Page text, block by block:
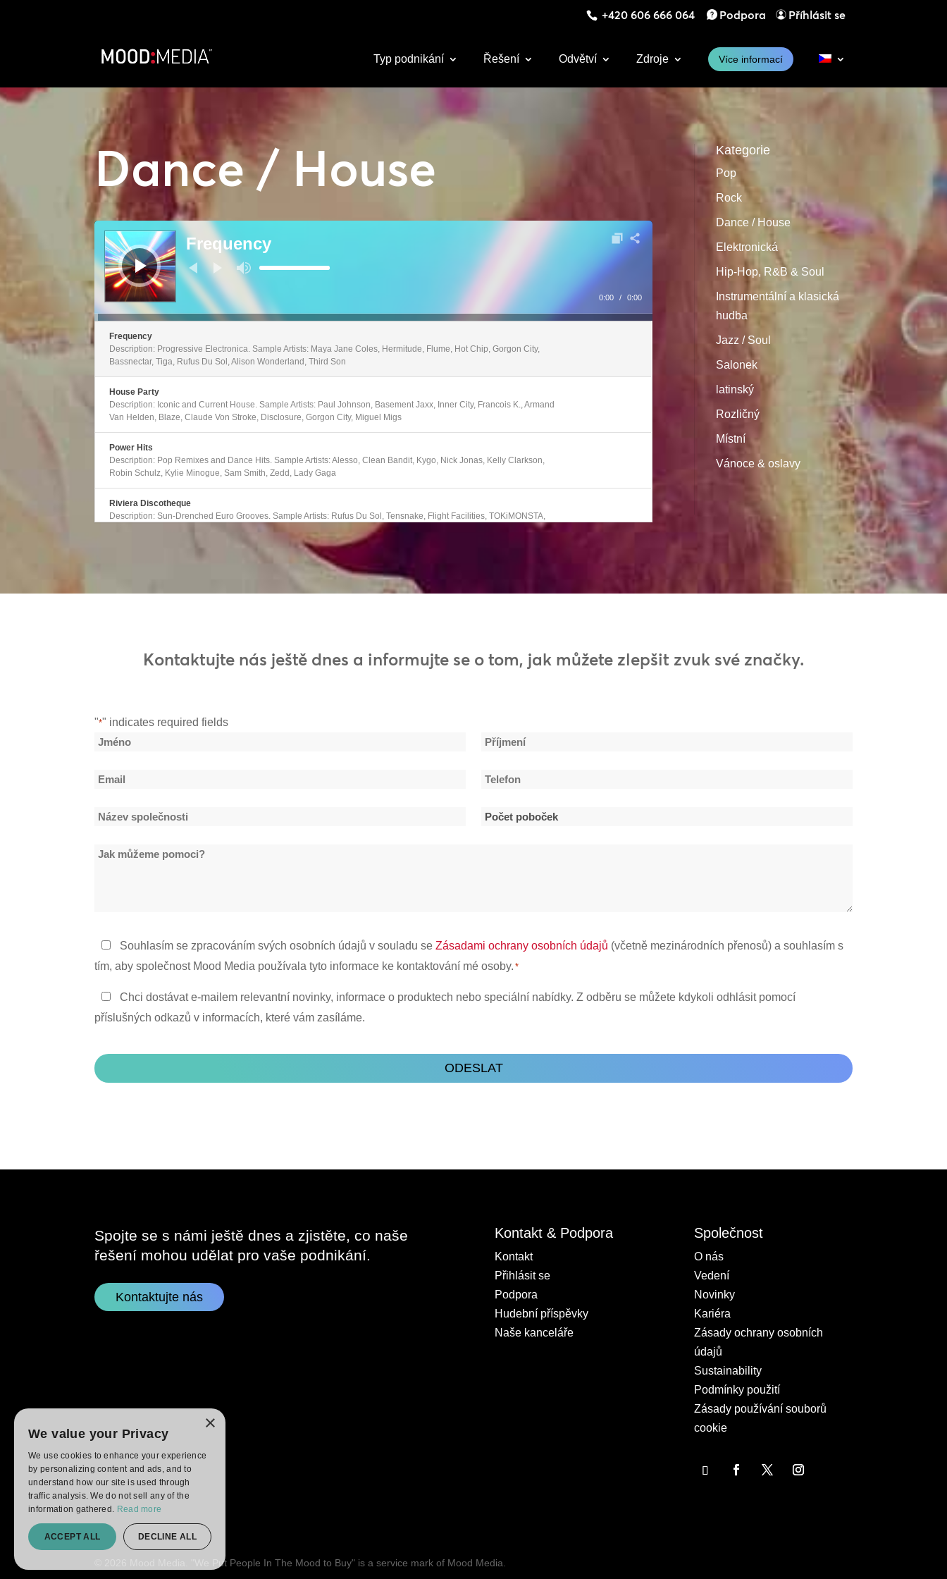
+420 606 666 064 Podpora Příhlásit se
Typ podnikání Řešení Odvětví Zdroje Více informací
Dance / House
Audio
přehrávač
Frequency
Použitím
šipek
nebo
snížíte
úroveň
hlasitosti.
0:00 / 0:00
Frequency
Description: Progressive Electronica. Sample Artists: Maya Jane Coles, Hermitude, Flume, Hot Chip, Gorgon City,
Bassnectar, Tiga, Rufus Du Sol, Alison Wonderland, Third Son
House Party
Description: Iconic and Current House. Sample Artists: Paul Johnson, Basement Jaxx, Inner City, Francois K., Armand
Van Helden, Blaze, Claude Von Stroke, Disclosure, Gorgon City, Miguel Migs
Power Hits
Description: Pop Remixes and Dance Hits. Sample Artists: Alesso, Clean Bandit, Kygo, Nick Jonas, Kelly Clarkson,
Robin Schulz, Kylie Minogue, Sam Smith, Zedd, Lady Gaga
Riviera Discotheque
Description: Sun-Drenched Euro Grooves. Sample Artists: Rufus Du Sol, Tensnake, Flight Facilities, TOKiMONSTA,
Disclosure, George FitzGerald, BRONSON, Kraak And Smaak, Satin Jackets, Fakear
Description: Club Dance Mixes. Sample Artists: Above and Beyond, Kaskade, Felix Cartal, Steve Aoki, Diplo, Robin
Kategorie
Pop
Rock
Dance / House
Elektronická
Hip-Hop, R&B & Soul
Instrumentální a klasická
hudba
Jazz / Soul
Salonek
latinský
Rozličný
Místní
Vánoce & oslavy
Kontaktujte nás ještě dnes a informujte se o tom, jak můžete zlepšit zvuk své značky.
"*" indicates required fields
Název
Email Telefon
Název
*
Počet
Jak
Zásady
ochrany
údajů
*
Souhlasím se zpracováním svých osobních údajů v souladu seZásadami ochrany osobních údajů (včetně mezinárodních přenosů) a souhlasím s
tím, aby společnost Mood Media používala tyto informace ke kontaktování mé osoby. *
Zůstaňte
v
Chci dostávat e-mailem relevantní novinky, informace o produktech nebo speciální nabídky. Z odběru se můžete kdykoli odhlásit pomocí
příslušných odkazů v informacích, které vám zasíláme.
Spojte se s námi ještě dnes a zjistěte, co naše
řešení mohou udělat pro vaše podnikání.
Kontaktujte nás
Kontakt & Podpora
Kontakt
Přihlásit se
Podpora
Hudební příspěvky
Naše kanceláře
Společnost
O nás
Vedení
Novinky
Kariéra
Zásady ochrany osobních
údajů
Sustainability
Podmínky použití
Zásady používání souborů
cookie
© 2026 Mood Media. "We Put People In The Mood to Buy" is a service mark of Mood Media.
×
We value your Privacy
We use cookies to enhance your experience
by personalizing content and ads, and to
understand how our site is used through
traffic analysis. We do not sell any of the
information gathered. Read more
ACCEPT ALL DECLINE ALL